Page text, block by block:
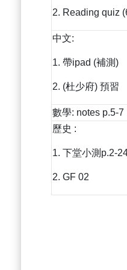
2. Reading quiz
中文:
1. 帶ipad (補測)
2. (杜少府) 預習
數學: notes p.5-7
歷史 :
1. 下堂小測p.2-
2. GF 02